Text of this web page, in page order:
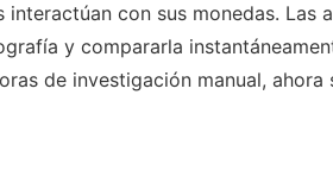
con sus monedas. Las
y compararla
de investigación manual,